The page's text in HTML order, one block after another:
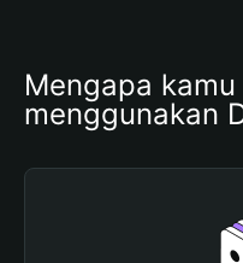
Mengapa
menggunakan